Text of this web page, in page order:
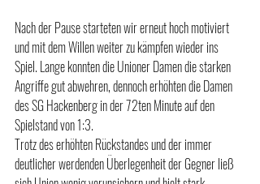
Nach der Pause starteten wir erneut hoch motiviert
und mit dem Willen weiter zu kämpfen wieder ins
Spiel. Lange konnten die Unioner Damen die starken
Angriffe gut abwehren, dennoch erhöhten die Damen
des SG Hackenberg in der 72ten Minute auf den
Spielstand von 1:3.
Trotz des erhöhten Rückstandes und der immer
deutlicher werdenden Überlegenheit der Gegner ließ